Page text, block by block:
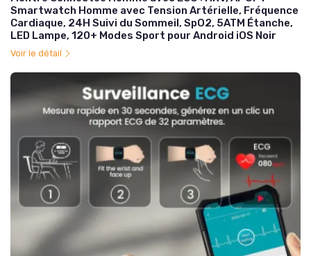
Smartwatch Homme avec Tension Artérielle, Fréquence
Cardiaque, 24H Suivi du Sommeil, SpO2, 5ATM Étanche,
LED Lampe, 120+ Modes Sport pour Android iOS Noir
Voir le détail